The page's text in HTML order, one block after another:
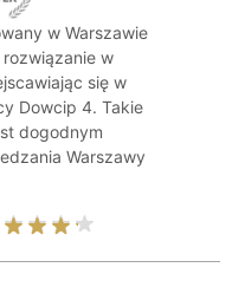
w Warszawie
w
się w
Dowcip 4. Takie
dogodnym
Warszawy